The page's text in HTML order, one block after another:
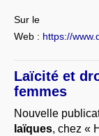
Sur le
Web : https://
Laïcité et
femmes
Nouvelle
laïques, chez «